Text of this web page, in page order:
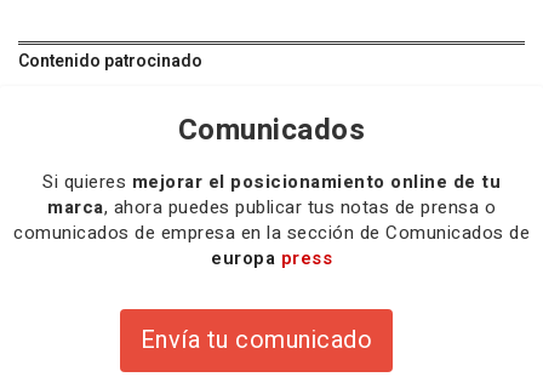
Contenido patrocinado
Comunicados
Si quieres mejorar el posicionamiento online de tu
marca, ahora puedes publicar tus notas de prensa o
comunicados de empresa en la sección de Comunicados de
europa press
Envía tu comunicado